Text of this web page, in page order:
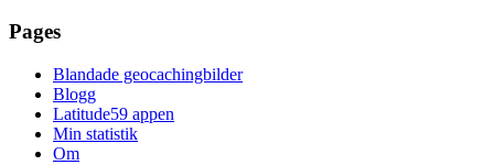
Pages
Blandade geocachingbilder
Blogg
Latitude59 appen
Min statistik
Om